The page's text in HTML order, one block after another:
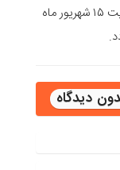
های دولتی سراسر استان از اول خردادماه لغایت ۱۵ شهریور ماه